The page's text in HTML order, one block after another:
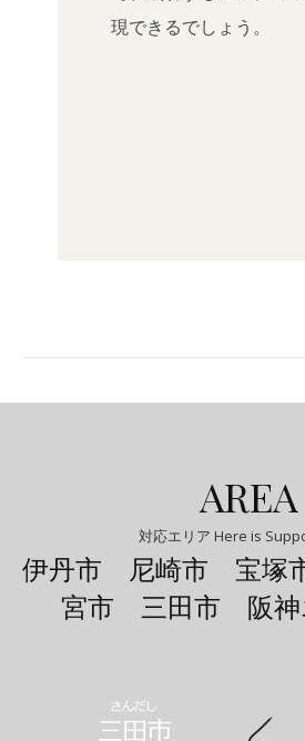
現できるでしょう。
AREA
対応エリア Here is
伊丹市 尼崎市 宝
宮市 三田市 阪神